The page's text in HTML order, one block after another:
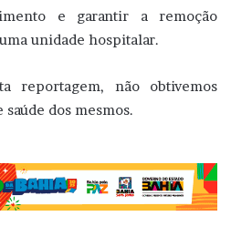
e garantir a remoção
unidade hospitalar.
reportagem, não obtivemos
dos mesmos.